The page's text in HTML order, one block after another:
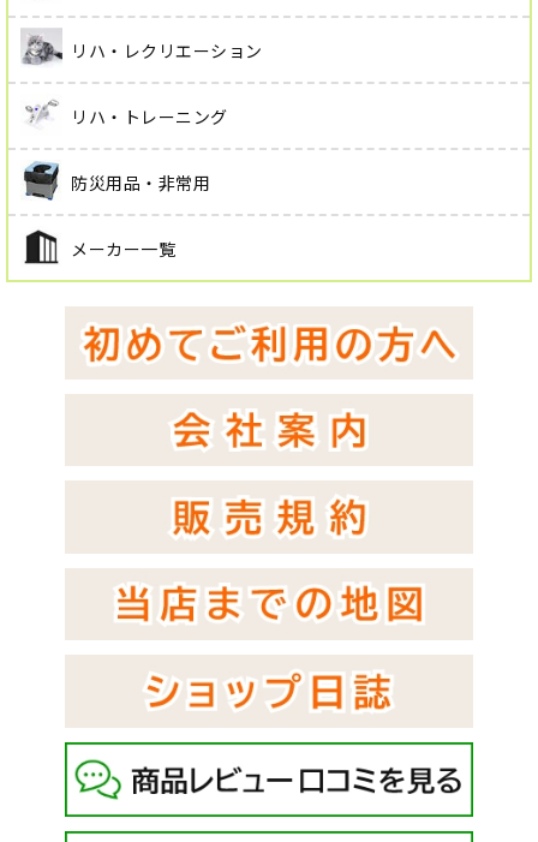
リハ・レクリエーション
リハ・トレーニング
防災用品・非常用
メーカー一覧